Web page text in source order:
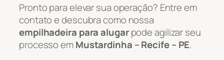
Pronto para elevar sua operação? Entre em
contato e descubra como nossa
empilhadeira para alugarpode agilizar seu
processo emMustardinha – Recife – PE.